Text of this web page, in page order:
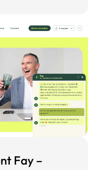
Fay –